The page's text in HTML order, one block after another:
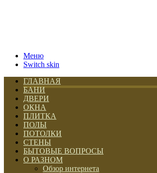
Меню
Switch skin
ГЛАВНАЯ
БАНИ
ДВЕРИ
ОКНА
ПЛИТКА
ПОЛЫ
ПОТОЛКИ
СТЕНЫ
БЫТОВЫЕ ВОПРОСЫ
О РАЗНОМ
Обзор интернета